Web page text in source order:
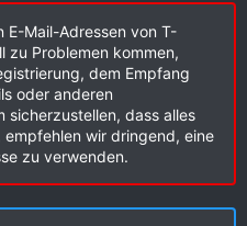
e
g
o
r
i
e
g
o
r
i
e
r
e
E-Mail-Adressen von T-
zu Problemen kommen,
dem Empfang
oder anderen
sicherzustellen, dass alles
wir dringend, eine
zu verwenden.